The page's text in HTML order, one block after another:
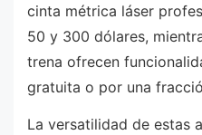
cinta métrica láser
50 y 300 dólares,
trena ofrecen
gratuita o por una
La versatilidad de estas